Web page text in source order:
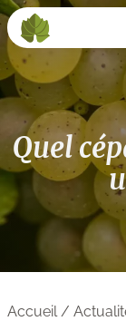
Quel
Accueil/